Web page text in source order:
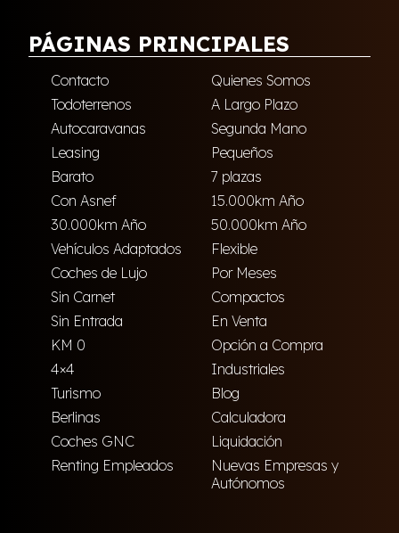
PÁGINAS PRINCIPALES
Contacto
Quienes Somos
Todoterrenos
A Largo Plazo
Autocaravanas
Segunda Mano
Leasing
Pequeños
Barato
7 plazas
Con Asnef
15.000km Año
30.000km Año
50.000km Año
Vehículos Adaptados
Flexible
Coches de Lujo
Por Meses
Sin Carnet
Compactos
Sin Entrada
En Venta
KM 0
Opción a Compra
4×4
Industriales
Turismo
Blog
Berlinas
Calculadora
Coches GNC
Liquidación
Renting Empleados
Nuevas Empresas y
Autónomos